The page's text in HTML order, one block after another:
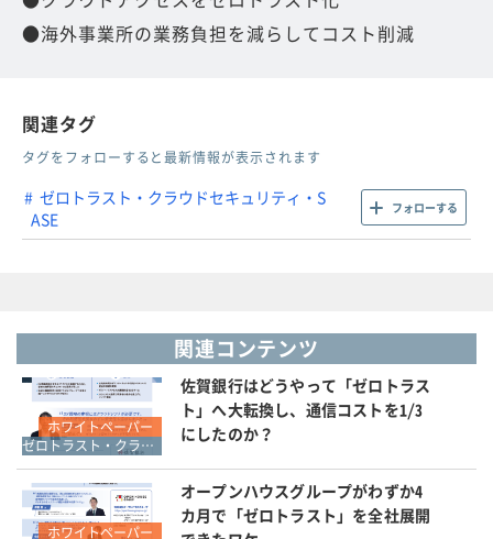
●海外事業所の業務負担を減らしてコスト削減
関連タグ
タグをフォローすると最新情報が表示されます
ゼロトラスト・クラウドセキュリティ・S
ASE
フォローする
関連コンテンツ
ホワイトペーパー
ゼロトラスト・クラウドセキュリティ・SASE
佐賀銀行はどうやって「ゼロトラス
ト」へ大転換し、通信コストを1/3
にしたのか？
ホワイトペーパー
オープンハウスグループがわずか4
カ月で「ゼロトラスト」を全社展開